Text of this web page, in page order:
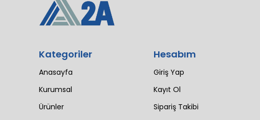
Kategoriler
Anasayfa
Kurumsal
Ürünler
Hesabım
Giriş Yap
Kayıt Ol
Sipariş Takibi